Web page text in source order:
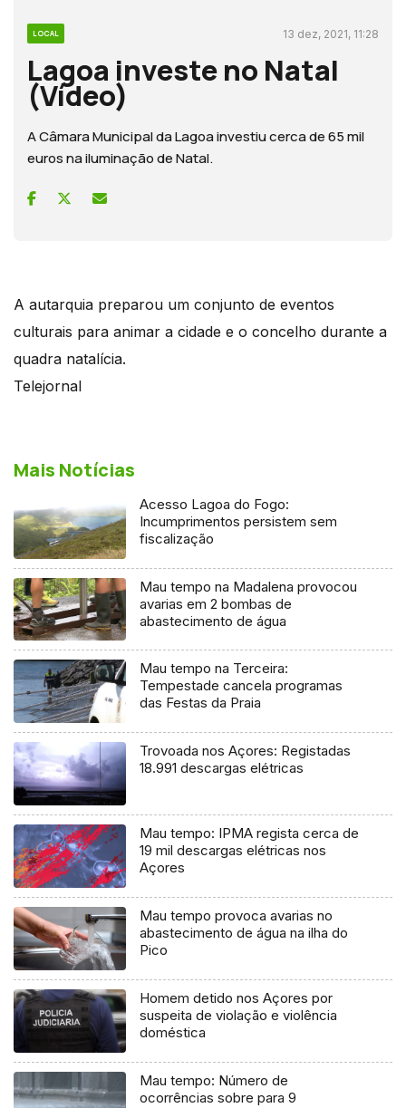
LOCAL 13 dez, 2021, 11:28
Lagoa investe no Natal
(Vídeo)
A Câmara Municipal da Lagoa investiu cerca de 65 mil
euros na iluminação de Natal.
A autarquia preparou um conjunto de eventos
culturais para animar a cidade e o concelho durante a
quadra natalícia.
Telejornal
Mais Notícias
Acesso Lagoa do Fogo:
Incumprimentos persistem sem
fiscalização
Mau tempo na Madalena provocou
avarias em 2 bombas de
abastecimento de água
Mau tempo na Terceira:
Tempestade cancela programas
das Festas da Praia
Trovoada nos Açores: Registadas
18.991 descargas elétricas
Mau tempo: IPMA regista cerca de
19 mil descargas elétricas nos
Açores
Mau tempo provoca avarias no
abastecimento de água na ilha do
Pico
Homem detido nos Açores por
suspeita de violação e violência
doméstica
Mau tempo: Número de
ocorrências sobre para 9